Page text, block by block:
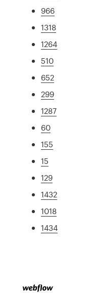
966
1318
1264
510
652
299
1287
60
155
15
129
1432
1018
1434